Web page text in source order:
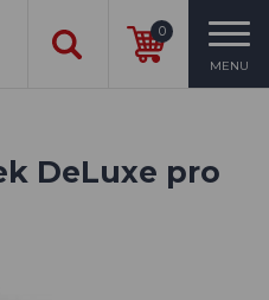
0
MENU
DeLuxe pro